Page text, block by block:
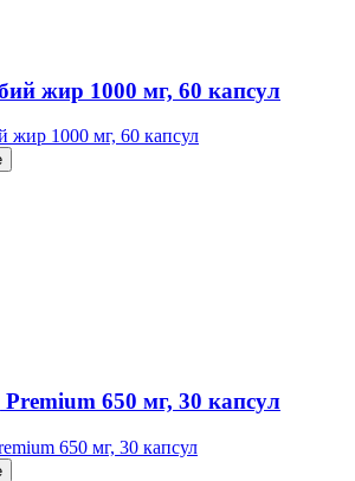
жир 1000 мг, 60 капсул
650 мг, 30 капсул